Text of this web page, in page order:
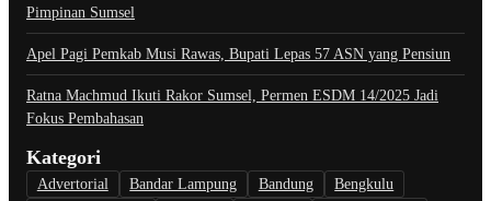
Pimpinan Sumsel
Apel Pagi Pemkab Musi Rawas, Bupati Lepas 57 ASN yang Pensiun
Ratna Machmud Ikuti Rakor Sumsel, Permen ESDM 14/2025 Jadi
Fokus Pembahasan
Kategori
Advertorial Bandar Lampung Bandung
Bengkulu